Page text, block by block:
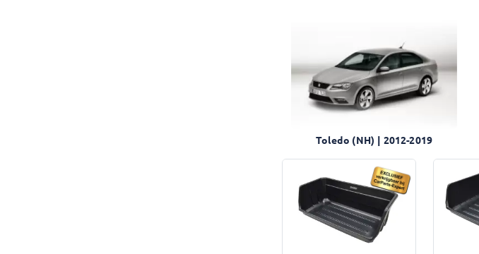
Toledo (NH) | 2012-2019